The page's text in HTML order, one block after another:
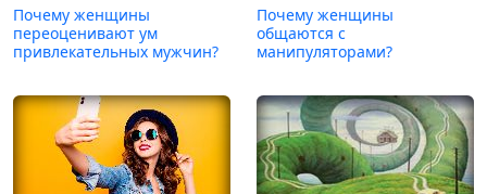
Почему женщины
переоценивают ум
привлекательных мужчин?
Почему женщины
общаются с
манипуляторами?